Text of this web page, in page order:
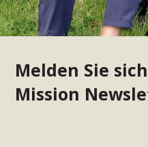
Melden Sie
Mission